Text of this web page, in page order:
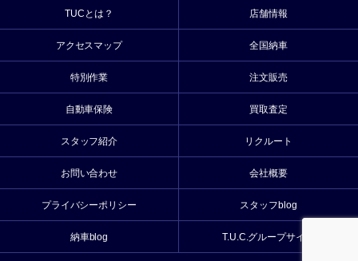
TUCとは？ 店舗情報
アクセスマップ 全国納車
特別作業 注文販売
自動車保険 買取査定
スタッフ紹介 リクルート
お問い合わせ 会社概要
プライバシーポリシー スタッフblog
納車blog T.U.C.グループサイト